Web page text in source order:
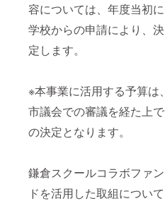
容については、年度当初に
学校からの申請により、決
定します。
※本事業に活用する予算は、
市議会での審議を経た上で
の決定となります。
鎌倉スクールコラボファン
ドを活用した取組について